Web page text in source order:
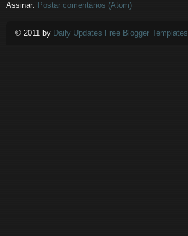
Assinar: Postar comentários (Atom)
© 2011 by Daily Updates Free Blogger Templates